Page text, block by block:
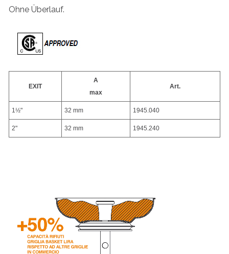
Ohne Überlauf.
EXIT
A
max
Art.
1½" 32 mm 1945.040
2" 32 mm 1945.240